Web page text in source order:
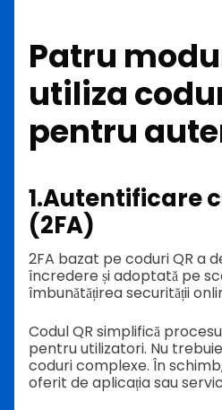
Patru
utiliza
pentru
1.Autentificare
(2FA)
2FA bazat pe coduri QR a
încredere și adoptată pe
îmbunătățirea securității
Codul QR simplifică
pentru utilizatori. Nu
coduri complexe. În
oferit de aplicația sau